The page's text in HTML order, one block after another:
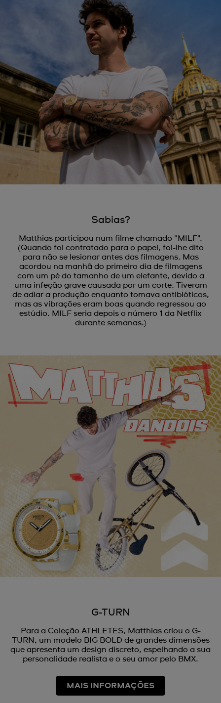
Sabias?
Matthias participou num filme chamado "MILF".
(Quando foi contratado para o papel, foi-lhe dito
para não se lesionar antes das filmagens. Mas
acordou na manhã do primeiro dia de filmagens
com um pé do tamanho de um elefante, devido a
uma infeção grave causada por um corte. Tiveram
de adiar a produção enquanto tomava antibióticos,
mas as vibrações eram boas quando regressou ao
estúdio. MILF seria depois o número 1 da Netflix
durante semanas.)
G-TURN
Para a Coleção ATHLETES, Matthias criou o G-
TURN, um modelo BIG BOLD de grandes dimensões
que apresenta um design discreto, espelhando a sua
personalidade realista e o seu amor pelo BMX.
MAIS INFORMAÇÕES